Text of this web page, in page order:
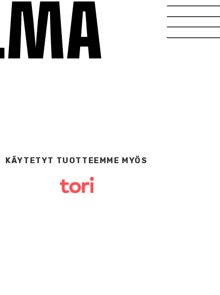
KÄYTETYT TUOTTEEMME MYÖS